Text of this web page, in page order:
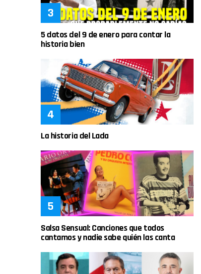
5 datos del 9 de enero para contar la
historia bien
La historia del Lada
Salsa Sensual: Canciones que todos
cantamos y nadie sabe quién las canta